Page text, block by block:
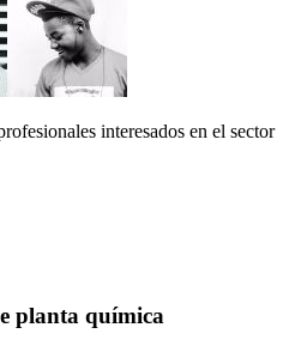
interesados en el sector
planta química